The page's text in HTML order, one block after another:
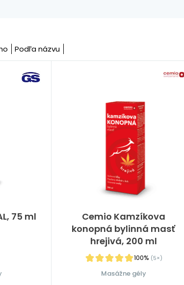
Podľa názvu
75 ml
Cemio Kamzíkova
konopná bylinná masť
hrejivá, 200 ml
100% (5×)
Masážne gély